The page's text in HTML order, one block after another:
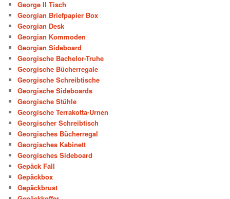
George II Tisch
Georgian Briefpapier Box
Georgian Desk
Georgian Kommoden
Georgian Sideboard
Georgische Bachelor-Truhe
Georgische Bücherregale
Georgische Schreibtische
Georgische Sideboards
Georgische Stühle
Georgische Terrakotta-Urnen
Georgischer Schreibtisch
Georgisches Bücherregal
Georgisches Kabinett
Georgisches Sideboard
Gepäck Fall
Gepäckbox
Gepäckbrust